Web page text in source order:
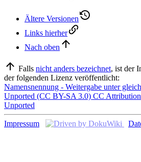
Ältere Versionen
Links hierher
Nach oben
Falls nicht anders bezeichnet, ist der
der folgenden Lizenz veröffentlicht:
Namensnennung - Weitergabe unter
Unported (CC BY-SA 3.0) CC
Unported
Impressum